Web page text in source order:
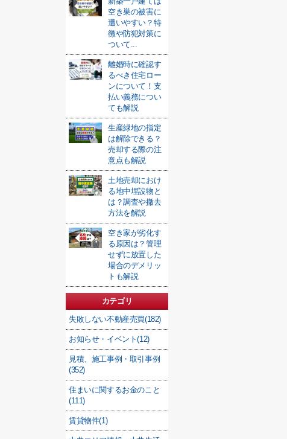
空き巣の被害に
遭いやすい？特
徴や防犯対策に
ついて...
離婚時に確認す
るべき住宅ロー
ンについて！支
払い義務につい
ても解説
生産緑地の指定
は解除できる？
売却する際の注
意点も解説
土地売却におけ
る地中埋設物と
は？調査や撤去
方法を解説
空き家が劣化す
る原因は？管理
せずに放置した
場合のデメリッ
トも解説
カテゴリ
失敗しない不動産売買(182)
お知らせ・イベント(12)
見積、施工事例・取引事例
(352)
住まいに関するお金のこと
(111)
賃貸物件(1)